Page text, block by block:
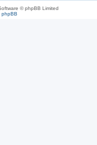
© phpBB Limited
phpBB